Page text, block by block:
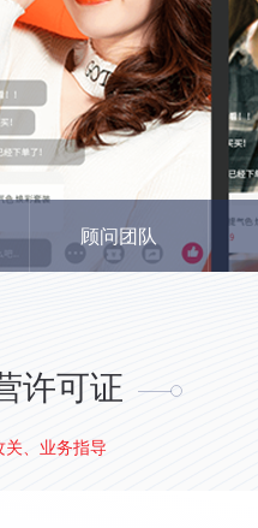
顾问团队
许可证
、业务指导